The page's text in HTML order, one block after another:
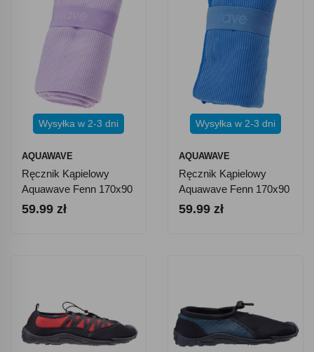
Wysyłka w 2-3 dni
AQUAWAVE
Ręcznik Kąpielowy
Aquawave Fenn 170x90
Cm - Fioletowy
59.99 zł
Wysyłka w 2-3 dni
AQUAWAVE
Ręcznik Kąpielowy
Aquawave Fenn 170x90
Cm - Niebieski
59.99 zł